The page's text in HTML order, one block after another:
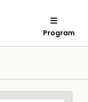
Program